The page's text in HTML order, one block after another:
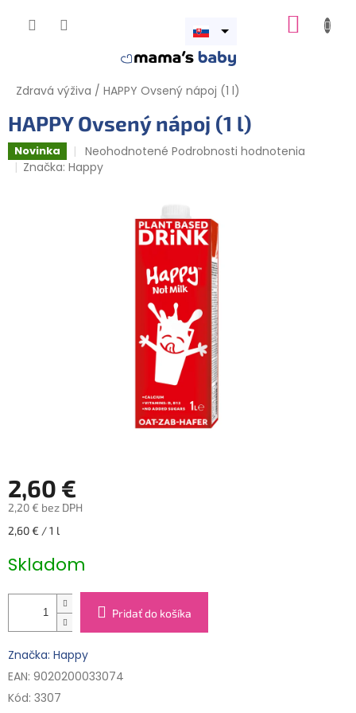
Otvoriť
Zdravá výživa / HAPPY Ovsený nápoj (1 l)
HAPPY Ovsený nápoj (1 l)
Novinka
Priemerné
hodnotenie
Neohodnotené Podrobnosti hodnotenia
Značka:Happy
2,60 €
2,20 € bez DPH
Jednotková
2,60 € / 1 l
Skladom
Pridať do košíka
Značka: Happy
EAN: 9020200033074
Kód: 3307